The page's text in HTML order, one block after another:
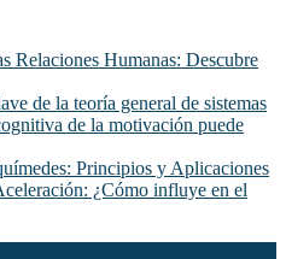
Relaciones Humanas: Descubre
de la teoría general de sistemas
de la motivación puede
Principios y Aplicaciones
¿Cómo influye en el